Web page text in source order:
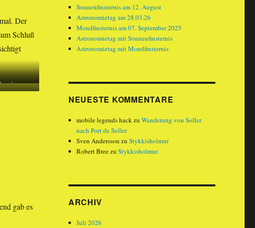
Der
Schluß
gab es
Sonnenfinsternis am 12. August
Astronomietag am 28.03.26
Mondfinsternis am 07. September 2025
Astronomietag mit Sonnenfinsternis
Astronomietag mit Mondfinsternis
NEUESTE KOMMENTARE
mobile legends hackzuWanderung von Soller
nach Port de Soller
Sven Andersson zuStykkisholmur
Robert BreezuStykkisholmur
ARCHIV
Juli 2026